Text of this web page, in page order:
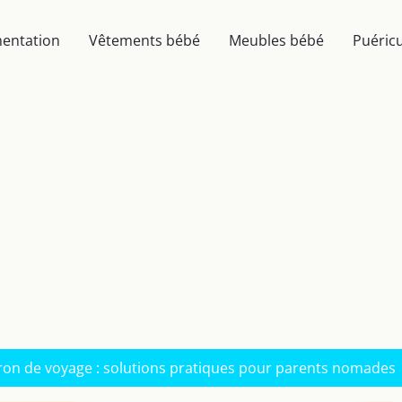
Vêtements bébé Meubles bébé
de voyage : solutions pratiques pour parents nomades